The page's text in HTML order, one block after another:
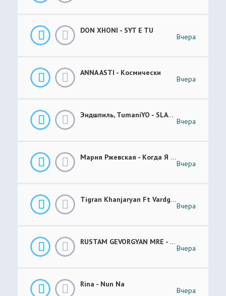
DON XHONI - SYT E TU
Вчера
ANNA ASTI - Космически
Вчера
Эндшпиль, TumaniYO - SLANG
Вчера
Мария Ржевская - Когда Я Стану Кошкой (Future Garage Remix)
Вчера
Tigran Khanjaryan Ft Vardges - Pap Jan
Вчера
RUSTAM GEVORGYAN MRE - GAR XOROVATC
Вчера
Rina - Nun Na
Вчера